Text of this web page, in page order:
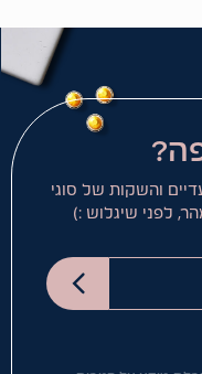
והשקות של סוגי
לפני שיגלוש :)
המייל שלך